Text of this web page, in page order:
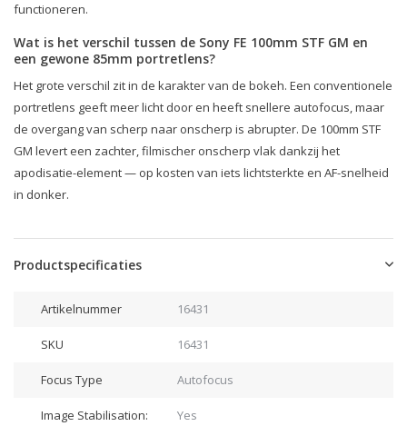
functioneren.
Wat is het verschil tussen de Sony FE 100mm STF GM en
een gewone 85mm portretlens?
Het grote verschil zit in de karakter van de bokeh. Een conventionele
portretlens geeft meer licht door en heeft snellere autofocus, maar
de overgang van scherp naar onscherp is abrupter. De 100mm STF
GM levert een zachter, filmischer onscherp vlak dankzij het
apodisatie-element — op kosten van iets lichtsterkte en AF-snelheid
in donker.
Productspecificaties
Artikelnummer 16431
SKU 16431
Focus Type Autofocus
Image Stabilisation: Yes